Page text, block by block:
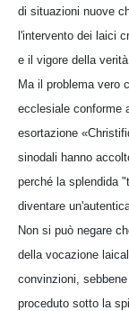
di situazioni nuove
l'intervento dei laici
e il vigore della
Ma il problema vero
ecclesiale conforme
esortazione
sinodali hanno
perché la splendida
diventare
Non si può negare
della vocazione
convinzioni,
proceduto sotto la